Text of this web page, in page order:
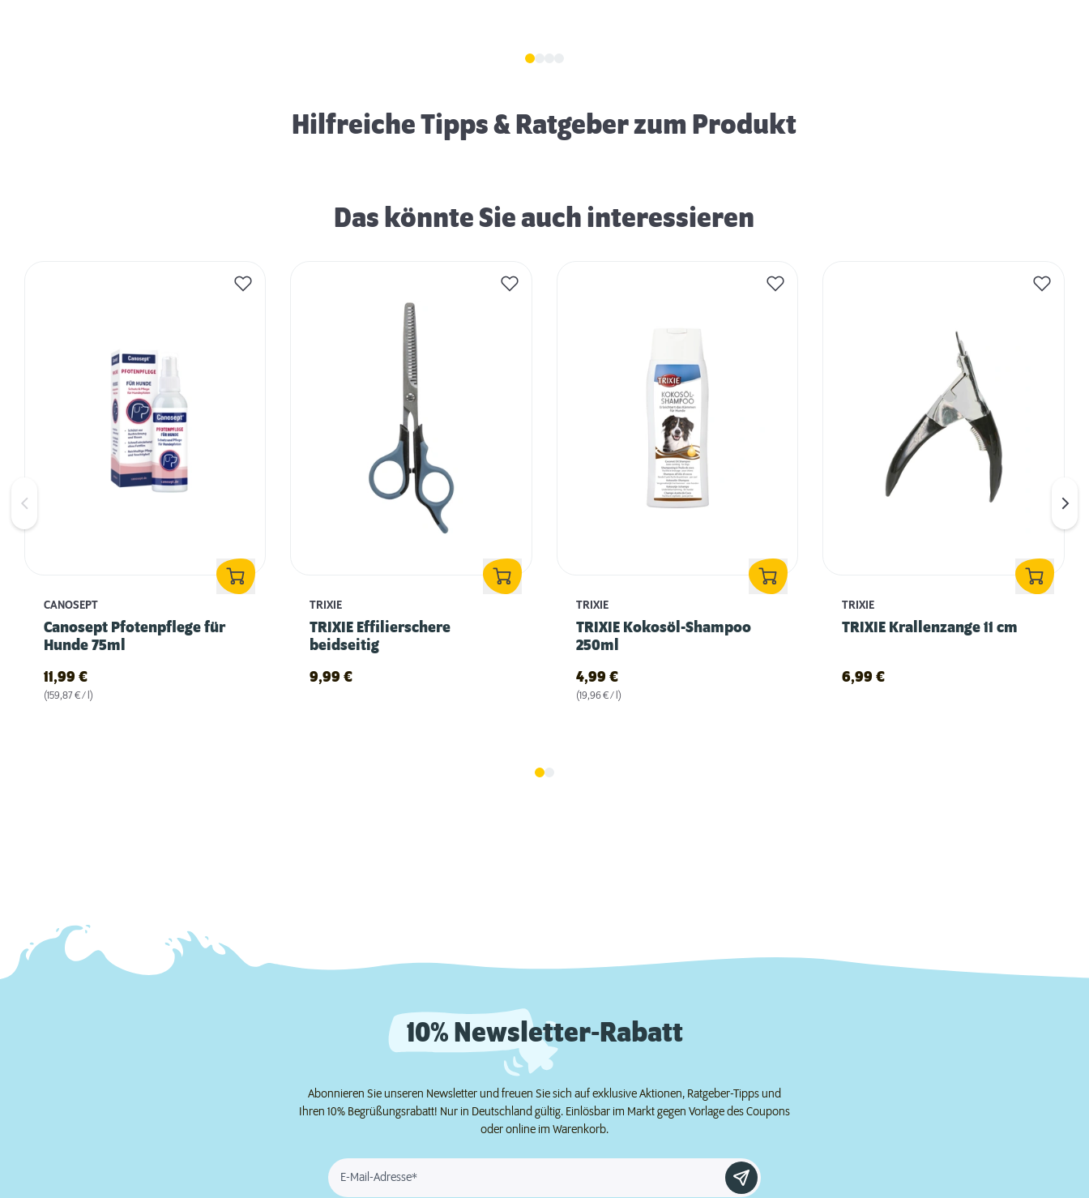
Hilfreiche Tipps & Ratgeber zum Produkt
Das könnte Sie auch interessieren
CANOSEPT
Canosept Pfotenpflege für
Hunde 75ml
11,99 €
(159,87 € / l)
TRIXIE
TRIXIE Effilierschere
beidseitig
9,99€
TRIXIE
TRIXIE Kokosöl-Shampoo
250ml
4,99 €
(19,96 € / l)
TRIXIE
TRIXIE Krallenzange 11 cm
6,99€
10% Newsletter-Rabatt
Abonnieren Sie unseren Newsletter und freuen Sie sich auf exklusive Aktionen, Ratgeber-Tipps und
Ihren 10% Begrüßungsrabatt! Nur in Deutschland gültig. Einlösbar im Markt gegen Vorlage des Coupons
oder online im Warenkorb.
E-Mail-Adresse*